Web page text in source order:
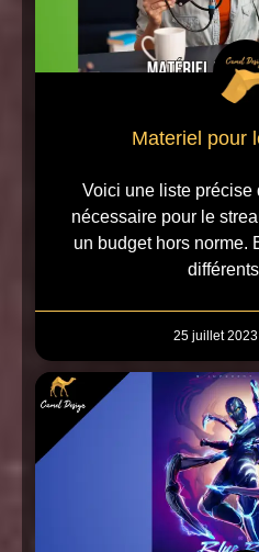
Materiel pour
Voici une liste précise
nécessaire pour le
un budget hors norme.
25 juillet 2023